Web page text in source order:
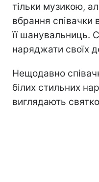
тільки музикою,
вбрання співачки
її шанувальниць.
наряджати своїх
Нещодавно
білих стильних
виглядають